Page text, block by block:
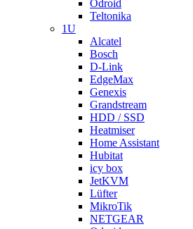
Odroid
Teltonika
1U
Alcatel
Bosch
D-Link
EdgeMax
Genexis
Grandstream
HDD / SSD
Heatmiser
Home Assistant
Hubitat
icy box
JetKVM
Lüfter
MikroTik
NETGEAR